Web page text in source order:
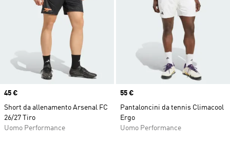
Price
45 €
Short da allenamento Arsenal FC
26/27 Tiro
Uomo Performance
Price
55 €
Pantaloncini da tennis Climacool
Ergo
Uomo Performance